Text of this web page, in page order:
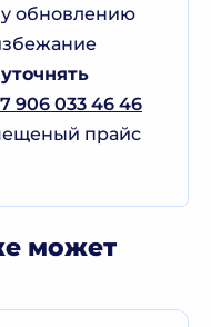
обновлению
906 033 46 46
прайс
может